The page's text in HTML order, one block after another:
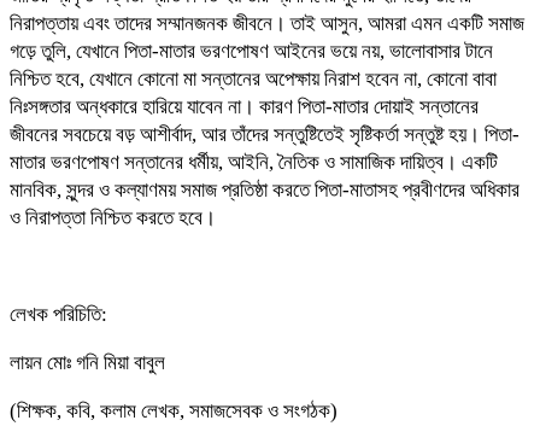
নিরাপত্তায় এবং তাদের সম্মানজনক জীবনে। তাই আসুন, আমরা এমন একটি সমাজ
গড়ে তুলি, যেখানে পিতা-মাতার ভরণপোষণ আইনের ভয়ে নয়, ভালোবাসার টানে
নিশ্চিত হবে, যেখানে কোনো মা সন্তানের অপেক্ষায় নিরাশ হবেন না, কোনো বাবা
নিঃসঙ্গতার অন্ধকারে হারিয়ে যাবেন না। কারণ পিতা-মাতার দোয়াই সন্তানের
জীবনের সবচেয়ে বড় আশীর্বাদ, আর তাঁদের সন্তুষ্টিতেই সৃষ্টিকর্তা সন্তুষ্ট হয়। পিতা-
মাতার ভরণপোষণ সন্তানের ধর্মীয়, আইনি, নৈতিক ও সামাজিক দায়িত্ব। একটি
মানবিক, সুন্দর ও কল্যাণময় সমাজ প্রতিষ্ঠা করতে পিতা-মাতাসহ প্রবীণদের অধিকার
ও নিরাপত্তা নিশ্চিত করতে হবে।
লেখক পরিচিতি:
লায়ন মোঃ গনি মিয়া বাবুল
(শিক্ষক, কবি, কলাম লেখক, সমাজসেবক ও সংগঠক)